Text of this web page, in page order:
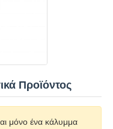
Προϊόντος
μόνο ένα κάλυμμα